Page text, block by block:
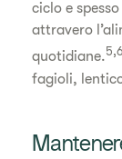
ciclo e
attravero
quotidiane.
fagioli,